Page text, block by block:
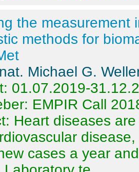
the measurement
methods for
Michael G.
01.07.2019-
EMPIR Call
Heart diseases
cases a year